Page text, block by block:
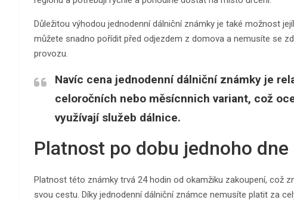
Důležitou výhodou jednodenní dálniční známky je také možnost
můžete snadno pořídit před odjezdem z domova a nemusíte se
provozu.
Navíc cena jednodenní dálniční známky je
celoročních nebo měsícnnich variant, což
využívají služeb dálnice.
Platnost po dobu jednoho dne
Platnost této známky trvá 24 hodin od okamžiku zakoupení, což
svou cestu. Díky jednodenní dálniční známce nemusíte platit za